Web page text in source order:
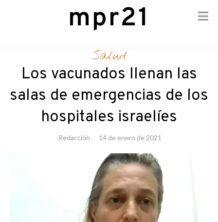
content
mpr21
Salud
Los vacunados llenan las
salas de emergencias de los
hospitales israelíes
Redacción 14 de enero de 2021